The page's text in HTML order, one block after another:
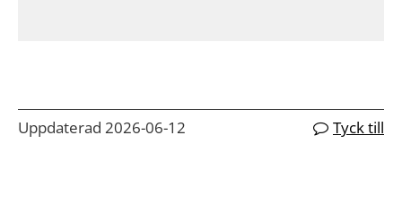
Uppdaterad 2026-06-12 Tyck till